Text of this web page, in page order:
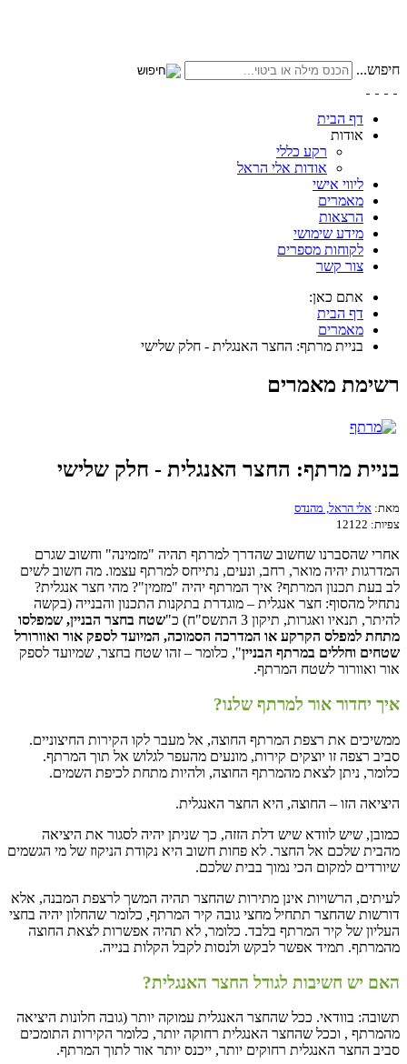
חיפוש...
דף הבית
אודות
רקע כללי
אודות אלי הראל
ליווי אישי
מאמרים
הרצאות
מידע שימושי
לקוחות מספרים
צור קשר
אתם כאן:
דף הבית
מאמרים
בניית מרתף: החצר האנגלית - חלק שלישי
רשימת מאמרים
בניית מרתף: החצר האנגלית - חלק שלישי
מאת: אלי הראל, מהנדס
צפיות: 12122
אחרי שהסברנו שחשוב שהדרך למרתף תהיה "מזמינה" וחשוב שגרם
המדרגות יהיה מואר, רחב, ונעים, נתייחס למרתף עצמו. מה חשוב לשים
לב בעת תכנון המרתף? איך המרתף יהיה "מזמין"? מהי חצר אנגלית?
נתחיל מהסוף: חצר אנגלית – מוגדרת בתקנות התכנון והבנייה (בקשה
להיתר, תנאיו ואגרות, תיקון 3 התשס"ח) כ"
שטח בחצר הבניין, שמפלסו
מתחת למפלס הקרקע או המדרכה הסמוכה, המיועד לספק אור ואוורורל
שטחים וחללים במרתף הבניין", כלומר – זהו שטח בחצר, שמיועד לספק
אור ואוורור לשטח המרתף.
איך יחדור אור למרתף שלנו?
ממשיכים את רצפת המרתף החוצה, אל מעבר לקו הקירות החיצוניים.
סביב רצפה זו יוצקים קירות, מונעים מהעפר לגלוש אל תוך המרתף.
כלומר, ניתן לצאת מהמרתף החוצה, ולהיות מתחת לכיפת השמים.
היציאה הזו – החוצה, היא החצר האנגלית.
כמובן, שיש לוודא שיש דלת הזזה, כך שניתן יהיה לסגור את היציאה
מהבית שלכם אל החצר. לא פחות חשוב היא נקודת הניקוז של מי הגשמים
שיורדים למקום הכי נמוך בבית שלכם.
לעיתים, הרשויות אינן מתירות שהחצר תהיה המשך לרצפת המבנה, אלא
דורשות שהחצר תתחיל מחצי גובה קיר המרתף, כלומר שהחלון יהיה בחצי
העליון של קיר המרתף בלבד. כלומר, לא תהיה אפשרות לצאת החוצה
מהמרתף. תמיד אפשר לבקש ולנסות לקבל הקלות בנייה.
האם יש חשיבות לגודל החצר האנגלית?
תשובה: בוודאי. ככל שהחצר האנגלית עמוקה יותר (גובה חלונות היציאה
מהמרתף , וככל שהחצר האנגלית רחוקה יותר, כלומר הקירות התומכים
סביב החצר האנגלית רחוקים יותר, ייכנס יותר אור לתוך המרתף.